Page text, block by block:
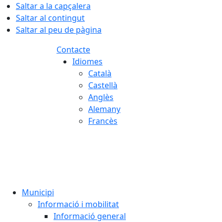
Saltar a la capçalera
Saltar al contingut
Saltar al peu de pàgina
Contacte
Idiomes
Català
Castellà
Anglès
Alemany
Francès
Municipi
Informació i mobilitat
Informació general